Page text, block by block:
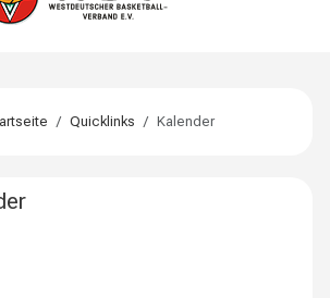
Quicklinks Kalender